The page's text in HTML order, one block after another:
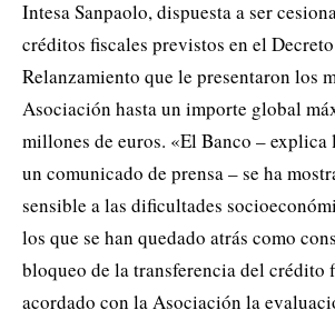
Intesa Sanpaolo, dispuesta a ser
créditos fiscales previstos en el
Relanzamiento que le presentaron los
Asociación hasta un importe global
millones de euros. «El Banco – explica
un comunicado de prensa – se ha
sensible a las dificultades
los que se han quedado atrás como
bloqueo de la transferencia del crédito
acordado con la Asociación la